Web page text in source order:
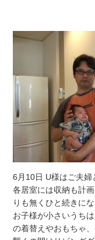
6月10日 U様はご夫婦
各居室には収納も計
りも無くひと続きに
お子様が小さいうち
の着替えやおもちゃ